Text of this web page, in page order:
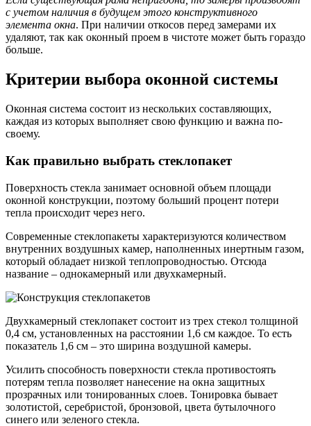
с учетом наличия в будущем этого конструктивного
элемента окна. При наличии откосов перед замерами их
удаляют, так как оконный проем в чистоте может быть гораздо
больше.
Критерии выбора оконной системы
Оконная система состоит из нескольких составляющих,
каждая из которых выполняет свою функцию и важна по-
своему.
Как правильно выбрать стеклопакет
Поверхность стекла занимает основной объем площади
оконной конструкции, поэтому больший процент потери
тепла происходит через него.
Современные стеклопакеты характеризуются количеством
внутренних воздушных камер, наполненных инертным газом,
который обладает низкой теплопроводностью. Отсюда
название – однокамерный или двухкамерный.
Двухкамерный стеклопакет состоит из трех стекол толщиной
0,4 см, установленных на расстоянии 1,6 см каждое. То есть
показатель 1,6 см – это ширина воздушной камеры.
Усилить способность поверхности стекла противостоять
потерям тепла позволяет нанесение на окна защитных
прозрачных или тонированных слоев. Тонировка бывает
золотистой, серебристой, бронзовой, цвета бутылочного
синего или зеленого стекла.